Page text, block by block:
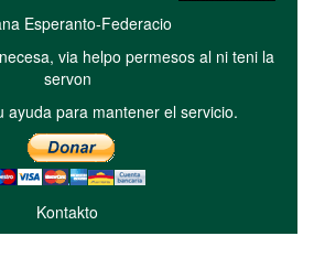
Esperanto-Federacio
via helpo permesos al ni teni la
servon
ayuda para mantener el servicio.
Kontakto